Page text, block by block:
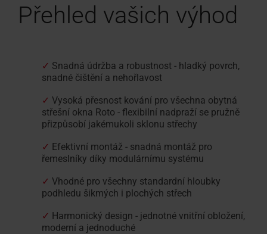
Přehled vašich výhod
✓ Snadná údržba a robustnost - hladký povrch,
snadné čištění a nehořlavost
✓ Vysoká přesnost kování pro všechna obytná
střešní okna Roto - flexibilní nadpraží se pružně
přizpůsobí jakémukoli sklonu střechy
✓ Efektivní montáž - snadná montáž pro
řemeslníky díky modulárnímu systému
✓ Vhodné pro všechny standardní hloubky
podhledu šikmých i plochých střech
✓ Harmonický design - jednotné vnitřní obložení,
moderní a jednoduché